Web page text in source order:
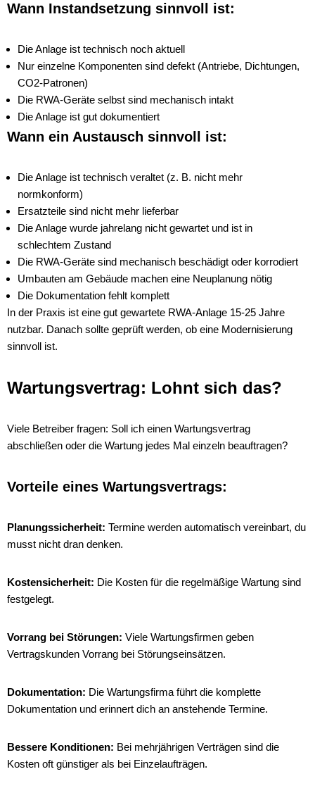
Wann Instandsetzung sinnvoll ist:
Die Anlage ist technisch noch aktuell
Nur einzelne Komponenten sind defekt (Antriebe, Dichtungen,
CO2-Patronen)
Die RWA-Geräte selbst sind mechanisch intakt
Die Anlage ist gut dokumentiert
Wann ein Austausch sinnvoll ist:
Die Anlage ist technisch veraltet (z. B. nicht mehr
normkonform)
Ersatzteile sind nicht mehr lieferbar
Die Anlage wurde jahrelang nicht gewartet und ist in
schlechtem Zustand
Die RWA-Geräte sind mechanisch beschädigt oder korrodiert
Umbauten am Gebäude machen eine Neuplanung nötig
Die Dokumentation fehlt komplett
In der Praxis ist eine gut gewartete RWA-Anlage 15-25 Jahre
nutzbar. Danach sollte geprüft werden, ob eine Modernisierung
sinnvoll ist.
Wartungsvertrag: Lohnt sich das?
Viele Betreiber fragen: Soll ich einen Wartungsvertrag
abschließen oder die Wartung jedes Mal einzeln beauftragen?
Vorteile eines Wartungsvertrags:
Planungssicherheit: Termine werden automatisch vereinbart, du
musst nicht dran denken.
Kostensicherheit: Die Kosten für die regelmäßige Wartung sind
festgelegt.
Vorrang bei Störungen: Viele Wartungsfirmen geben
Vertragskunden Vorrang bei Störungseinsätzen.
Dokumentation: Die Wartungsfirma führt die komplette
Dokumentation und erinnert dich an anstehende Termine.
Bessere Konditionen: Bei mehrjährigen Verträgen sind die
Kosten oft günstiger als bei Einzelaufträgen.